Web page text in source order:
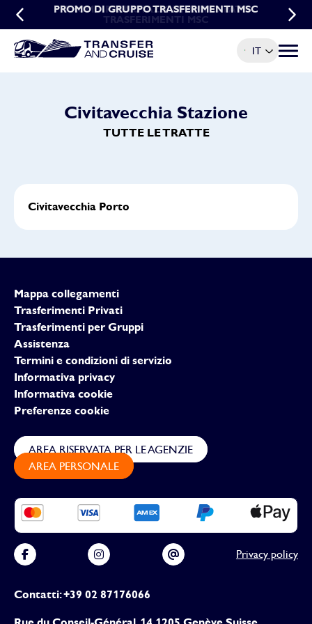
PROMO DI GRUPPO TRASFERIMENTI MSC
PROMO PRENOTAZIONI ANTICIPATE
TRASFERIMENTI MSC
IT Menu
Civitavecchia Stazione
TUTTE LE TRATTE
Civitavecchia Porto
Mappa collegamenti
Trasferimenti Privati
Trasferimenti per Gruppi
Assistenza
Termini e condizioni di servizio
Informativa privacy
Informativa cookie
Preferenze cookie
Contatti: +39 02 87176066
AREA RISERVATA PER LE AGENZIE
AREA PERSONALE
Privacy policy